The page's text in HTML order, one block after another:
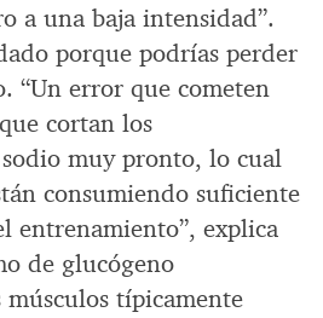
a una baja intensidad”.
porque podrías perder
“Un error que cometen
cortan los
muy pronto, lo cual
consumiendo suficiente
entrenamiento”, explica
de glucógeno
músculos típicamente